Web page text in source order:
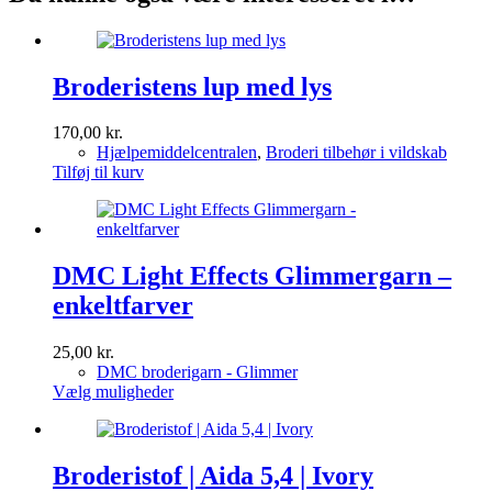
Broderistens lup med lys
170,00 kr.
Hjælpemiddelcentralen, Broderi tilbehør i vildskab
Tilføj til kurv
DMC Light Effects Glimmergarn –
enkeltfarver
25,00 kr.
DMC broderigarn - Glimmer
Vælg mulighederDette
har
varianter.
Mulighederne
Broderistof | Aida 5,4 | Ivory